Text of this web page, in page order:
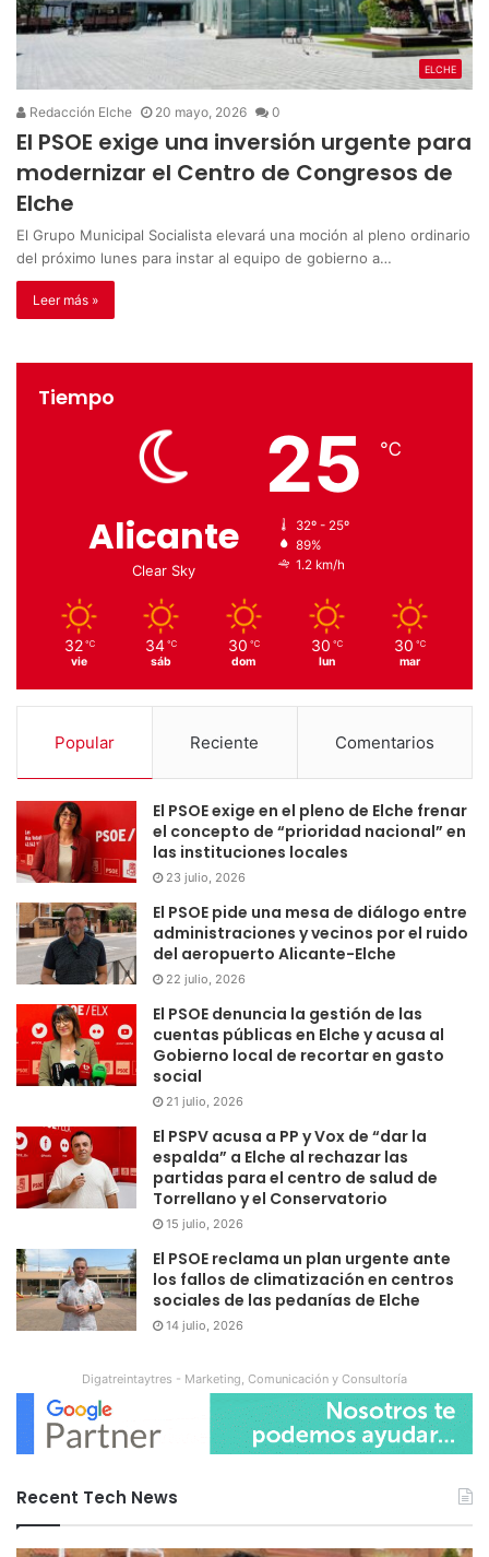
ELCHE
Redacción Elche 20 mayo, 2026 0
El PSOE exige una inversión urgente para
modernizar el Centro de Congresos de
Elche
El Grupo Municipal Socialista elevará una moción al pleno ordinario
del próximo lunes para instar al equipo de gobierno a…
Leer más »
Tiempo
Alicante
Clear Sky
25 ℃
32º - 25º
89%
1.2 km/h
32 ℃
vie
34 ℃
sáb
30 ℃
dom
30 ℃
lun
30 ℃
mar
Popular Reciente Comentarios
El PSOE exige en el pleno de Elche frenar
el concepto de “prioridad nacional” en
las instituciones locales
23 julio, 2026
El PSOE pide una mesa de diálogo entre
administraciones y vecinos por el ruido
del aeropuerto Alicante-Elche
22 julio, 2026
El PSOE denuncia la gestión de las
cuentas públicas en Elche y acusa al
Gobierno local de recortar en gasto
social
21 julio, 2026
El PSPV acusa a PP y Vox de “dar la
espalda” a Elche al rechazar las
partidas para el centro de salud de
Torrellano y el Conservatorio
15 julio, 2026
El PSOE reclama un plan urgente ante
los fallos de climatización en centros
sociales de las pedanías de Elche
14 julio, 2026
Digatreintaytres - Marketing, Comunicación y Consultoría
Recent Tech News